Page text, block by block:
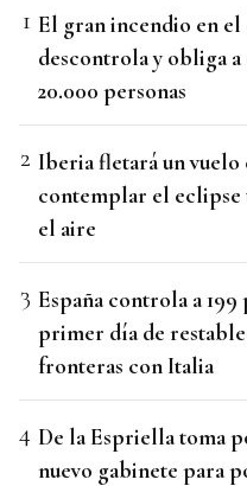
El gran incendio en el
descontrola y obliga a
20.000 personas
Iberia fletará un vuelo
contemplar el eclipse
el aire
España controla a 199
primer día de
fronteras con Italia
De la Espriella toma
nuevo gabinete para